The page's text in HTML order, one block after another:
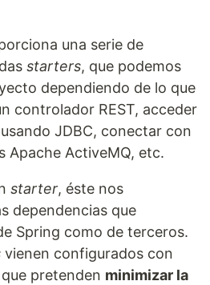
una serie de
starters, que podemos
dependiendo de lo que
controlador REST, acceder
JDBC, conectar con
Apache ActiveMQ, etc.
starter, éste nos
dependencias que
Spring como de terceros.
vienen configurados con
pretenden minimizar la